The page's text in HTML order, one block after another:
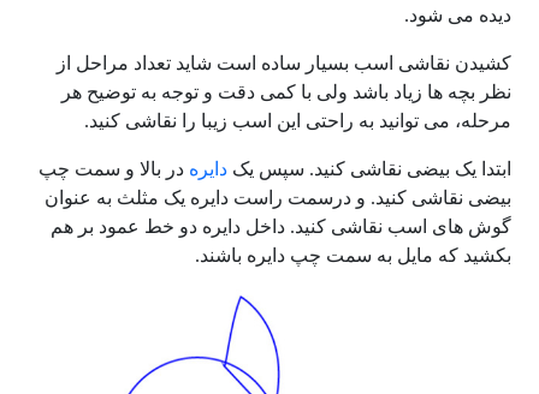
دیده می شود.
کشیدن نقاشی اسب بسیار ساده است شاید تعداد مراحل از
نظر بچه ها زیاد باشد ولی با کمی دقت و توجه به توضیح هر
مرحله، می توانید به راحتی این اسب زیبا را نقاشی کنید.
ابتدا یک بیضی نقاشی کنید. سپس یک دایره در بالا و سمت چپ
بیضی نقاشی کنید. و درسمت راست دایره یک مثلث به عنوان
گوش های اسب نقاشی کنید. داخل دایره دو خط عمود بر هم
بکشید که مایل به سمت چپ دایره باشند.